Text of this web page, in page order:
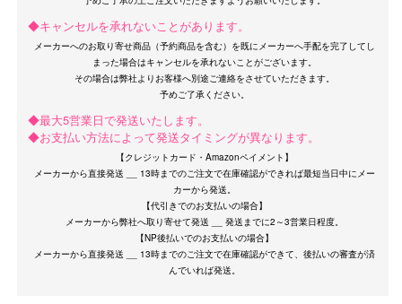
◆キャンセルを承れないことがあります。
メーカーへのお取り寄せ商品（予約商品を含む）を既にメーカーへ手配を完了してし
まった場合はキャンセルを承れないことがございます。
その場合は弊社よりお客様へ別途ご連絡をさせていただきます。
◆最大5営業日で発送いたします。
◆お支払い方法によって発送タイミングが異なります。
【クレジットカード・Amazonペイメント】
メーカーから直接発送 __ 13時までのご注文で在庫確認ができれば最短当日中にメー
カーから発送。
【代引きでのお支払いの場合】
メーカーから弊社へ取り寄せて発送 __ 発送までに2～3営業日程度。
【NP後払いでのお支払いの場合】
メーカーから直接発送 __ 13時までのご注文で在庫確認ができて、後払いの審査が済